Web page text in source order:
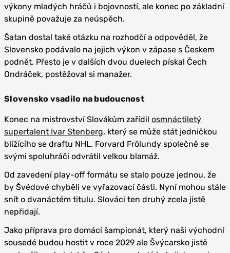
výkony mladých hráčů i bojovností, ale konec po základní
skupině považuje za neúspěch.
Šatan dostal také otázku na rozhodčí a odpověděl, že
Slovensko podávalo na jejich výkon v zápase s Českem
podnět. Přesto je v dalších dvou duelech pískal Čech
Ondráček, postěžoval si manažer.
Slovensko vsadilo na budoucnost
Konec na mistrovství Slovákům zařídil osmnáctiletý
supertalent Ivar Stenberg, který se může stát jedničkou
blížícího se draftu NHL. Forvard Frölundy společně se
svými spoluhráči odvrátil velkou blamáž.
Od zavedení play-off formátu se stalo pouze jednou, že
by Švédové chyběli ve vyřazovací části. Nyní mohou stále
snít o dvanáctém titulu. Slováci ten druhý zcela jistě
nepřidají.
Jako příprava pro domácí šampionát, který naši východní
sousedé budou hostit v roce 2029 ale Švýcarsko jistě